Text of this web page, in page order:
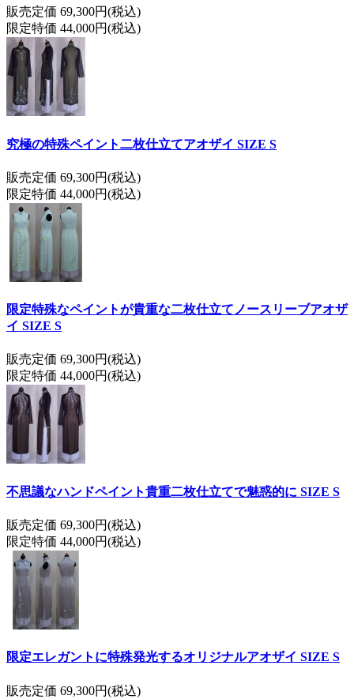
販売定価 69,300円(税込)
限定特価 44,000円(税込)
究極の特殊ペイント二枚仕立てアオザイ SIZE S
販売定価 69,300円(税込)
限定特価 44,000円(税込)
限定特殊なペイントが貴重な二枚仕立てノースリーブアオザ
イ SIZE S
販売定価 69,300円(税込)
限定特価 44,000円(税込)
不思議なハンドペイント貴重二枚仕立てで魅惑的に SIZE S
販売定価 69,300円(税込)
限定特価 44,000円(税込)
限定エレガントに特殊発光するオリジナルアオザイ SIZE S
販売定価 69,300円(税込)